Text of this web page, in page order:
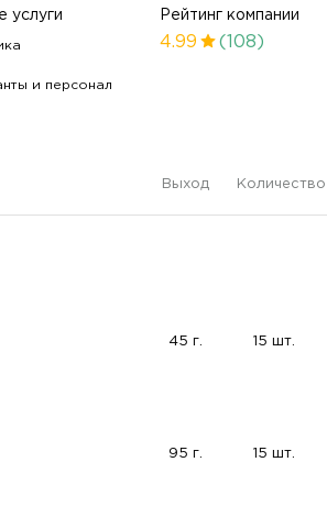
услуги
и персонал
Рейтинг компании
4.99 (108)
Выход Количество
45 г. 15 шт.
95 г. 15 шт.